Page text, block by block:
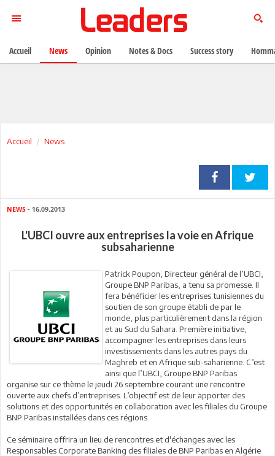
Accueil News
NEWS - 16.09.2013
L'UBCI ouvre aux entreprises la voie en Afrique
subsaharienne
Patrick Poupon, Directeur général de l’UBCI,
Groupe BNP Paribas, a tenu sa promesse. Il
fera bénéficier les entreprises tunisiennes du
soutien de son groupe établi de par le
monde, plus particulièrement dans la région
et au Sud du Sahara. Première initiative,
accompagner les entreprises dans leurs
investissements dans les autres pays du
Maghreb et en Afrique sub-saharienne. C’est
ainsi que l’UBCI, Groupe BNP Paribas
organise sur ce thème le jeudi 26 septembre courant une rencontre
ouverte aux chefs d’entreprises. L’objectif est de leur apporter des
solutions et des opportunités en collaboration avec les filiales du Groupe
BNP Paribas installées dans ces régions.
Ce séminaire offrira un lieu de rencontres et d'échanges avec les
Responsables Corporate Banking des filiales de BNP Paribas en Algérie
Accueil News Opinion Notes & Docs Success story